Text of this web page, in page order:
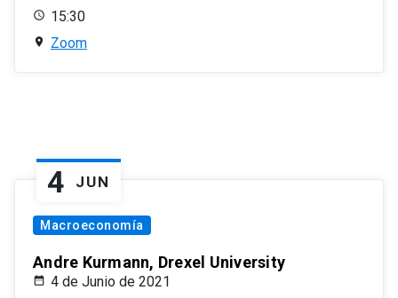
15:30
Zoom
4 JUN
Macroeconomía
Andre Kurmann, Drexel University
4 de Junio de 2021